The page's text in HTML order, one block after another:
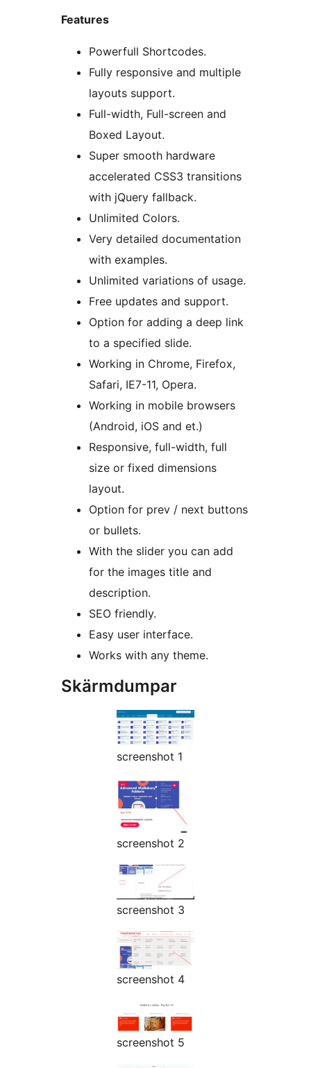
Features
Powerfull Shortcodes.
Fully responsive and multiple
layouts support.
Full-width, Full-screen and
Boxed Layout.
Super smooth hardware
accelerated CSS3 transitions
with jQuery fallback.
Unlimited Colors.
Very detailed documentation
with examples.
Unlimited variations of usage.
Free updates and support.
Option for adding a deep link
to a specified slide.
Working in Chrome, Firefox,
Safari, IE7-11, Opera.
Working in mobile browsers
(Android, iOS and et.)
Responsive, full-width, full
size or fixed dimensions
layout.
Option for prev / next buttons
or bullets.
With the slider you can add
for the images title and
description.
SEO friendly.
Easy user interface.
Works with any theme.
Skärmdumpar
screenshot 1
screenshot 2
screenshot 3
screenshot 4
screenshot 5